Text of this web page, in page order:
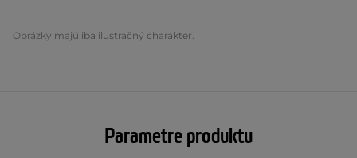
Obrázky majú iba ilustračný charakter.
Parametre produktu